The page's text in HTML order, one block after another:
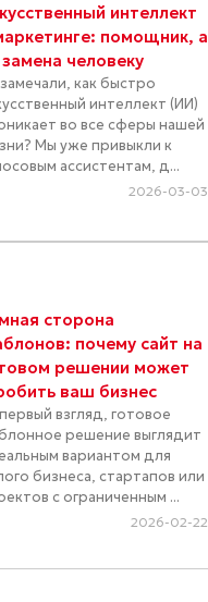
интеллект
помощник, а
человеку
как быстро
интеллект (ИИ)
во все сферы нашей
Мы уже привыкли к
ассистентам, д...
2026-03-03
сторона
почему сайт на
решении может
ваш бизнес
взгляд, готовое
решение выглядит
вариантом для
бизнеса, стартапов или
с ограниченным ...
2026-02-22